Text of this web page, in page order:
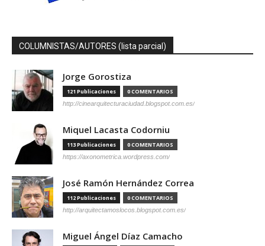
COLUMNISTAS/AUTORES (lista parcial)
Jorge Gorostiza
121 Publicaciones 0 COMENTARIOS
http://cinearquitecturaciudad.blogspot.com.es/
Miquel Lacasta Codorniu
113 Publicaciones 0 COMENTARIOS
https://axonometrica.wordpress.com/
José Ramón Hernández Correa
112 Publicaciones 0 COMENTARIOS
http://arquitectamoslocos.blogspot.com.es/
Miguel Ángel Díaz Camacho